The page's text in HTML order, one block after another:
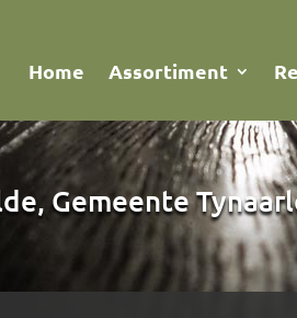
Home Assortiment
Gemeente